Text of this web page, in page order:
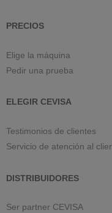
PRECIOS
Elige la máquina
Pedir una prueba
ELEGIR CEVISA
Testimonios de clientes
Servicio de atención al
DISTRIBUIDORES
Ser partner CEVISA